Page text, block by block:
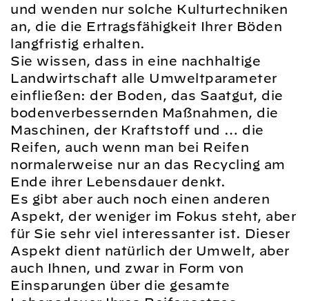
und wenden nur solche Kulturtechniken
an, die die Ertragsfähigkeit Ihrer Böden
langfristig erhalten.
Sie wissen, dass in eine nachhaltige
Landwirtschaft alle Umweltparameter
einfließen: der Boden, das Saatgut, die
bodenverbessernden Maßnahmen, die
Maschinen, der Kraftstoff und … die
Reifen, auch wenn man bei Reifen
normalerweise nur an das Recycling am
Ende ihrer Lebensdauer denkt.
Es gibt aber auch noch einen anderen
Aspekt, der weniger im Fokus steht, aber
für Sie sehr viel interessanter ist. Dieser
Aspekt dient natürlich der Umwelt, aber
auch Ihnen, und zwar in Form von
Einsparungen über die gesamte